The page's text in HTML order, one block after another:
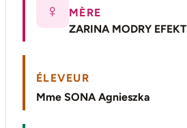
♀
MÈRE
ZARINA MODRY EFEKT
ÉLEVEUR
Mme SONA Agnieszka